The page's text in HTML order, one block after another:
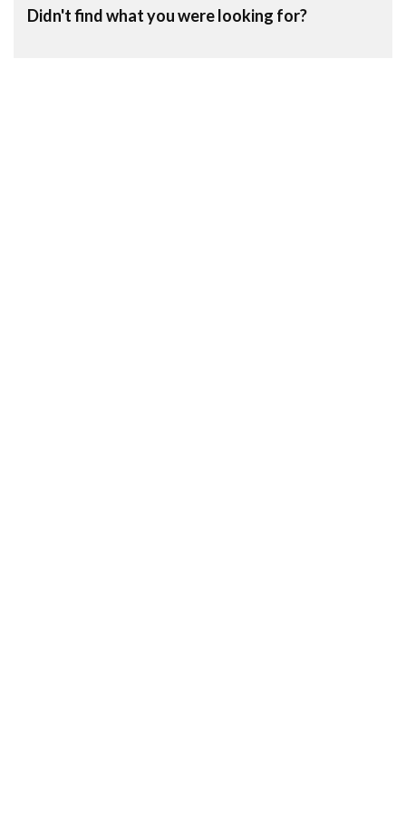
Didn't find what you were looking for?